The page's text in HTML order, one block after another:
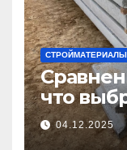
СТРОЙМАТЕРИАЛЫ
что
04.12.2025